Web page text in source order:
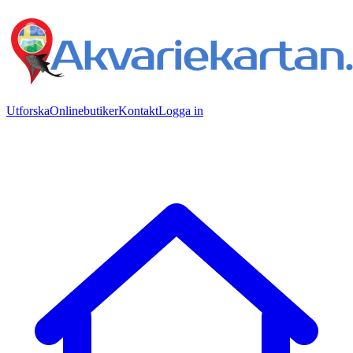
UtforskaOnlinebutikerKontaktLogga in